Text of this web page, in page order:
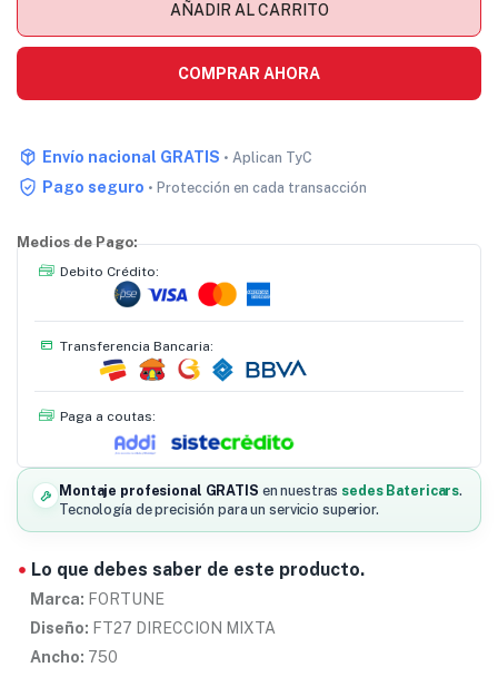
AÑADIR AL CARRITO
COMPRAR AHORA
Envío nacional GRATIS • Aplican TyC
Pago seguro • Protección en cada transacción
Medios de Pago:
Debito Crédito:
Transferencia Bancaria:
Paga a coutas:
Montaje profesional GRATIS en nuestras sedes Batericars.
Tecnología de precisión para un servicio superior.
Lo que debes saber de este producto.
Marca: FORTUNE
Diseño: FT27 DIRECCION MIXTA
Ancho: 750